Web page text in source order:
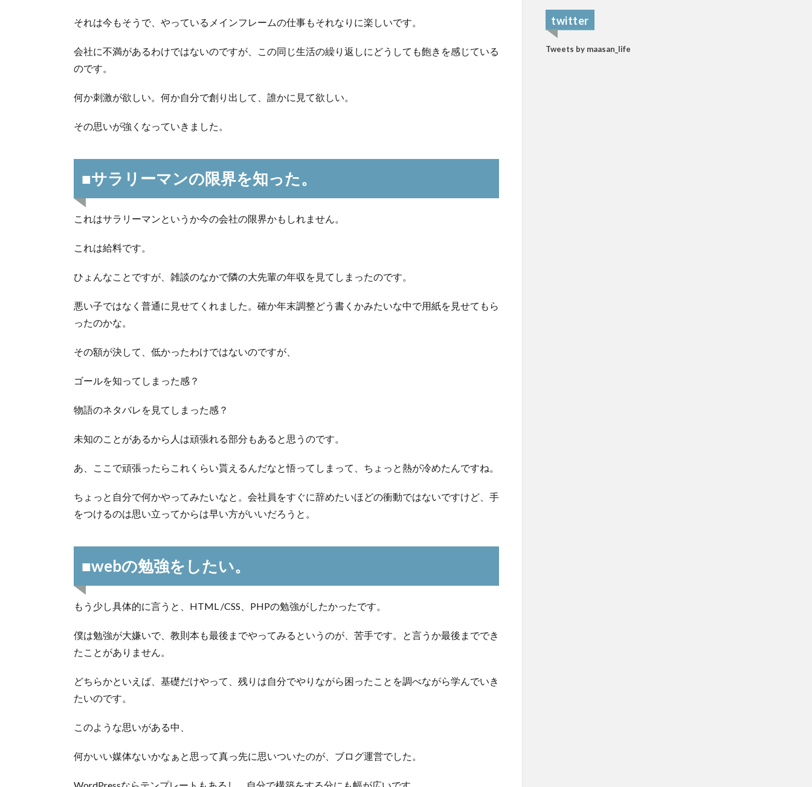
それは今もそうで、やっているメインフレームの仕事もそれなりに楽しいです。
会社に不満があるわけではないのですが、この同じ生活の繰り返しにどうしても飽きを感じている
のです。
何か刺激が欲しい。何か自分で創り出して、誰かに見て欲しい。
その思いが強くなっていきました。
■サラリーマンの限界を知った。
これはサラリーマンというか今の会社の限界かもしれません。
これは給料です。
ひょんなことですが、雑談のなかで隣の大先輩の年収を見てしまったのです。
悪い子ではなく普通に見せてくれました。確か年末調整どう書くかみたいな中で用紙を見せてもら
ったのかな。
その額が決して、低かったわけではないのですが、
ゴールを知ってしまった感？
物語のネタバレを見てしまった感？
未知のことがあるから人は頑張れる部分もあると思うのです。
あ、ここで頑張ったらこれくらい貰えるんだなと悟ってしまって、ちょっと熱が冷めたんですね。
ちょっと自分で何かやってみたいなと。会社員をすぐに辞めたいほどの衝動ではないですけど、手
をつけるのは思い立ってからは早い方がいいだろうと。
■webの勉強をしたい。
もう少し具体的に言うと、HTML /CSS、PHPの勉強がしたかったです。
僕は勉強が大嫌いで、教則本も最後までやってみるというのが、苦手です。と言うか最後まででき
たことがありません。
どちらかといえば、基礎だけやって、残りは自分でやりながら困ったことを調べながら学んでいき
たいのです。
このような思いがある中、
何かいい媒体ないかなぁと思って真っ先に思いついたのが、ブログ運営でした。
WordPressならテンプレートもあるし、自分で構築をする分にも幅が広いです。
twitter
Tweets by maasan_life